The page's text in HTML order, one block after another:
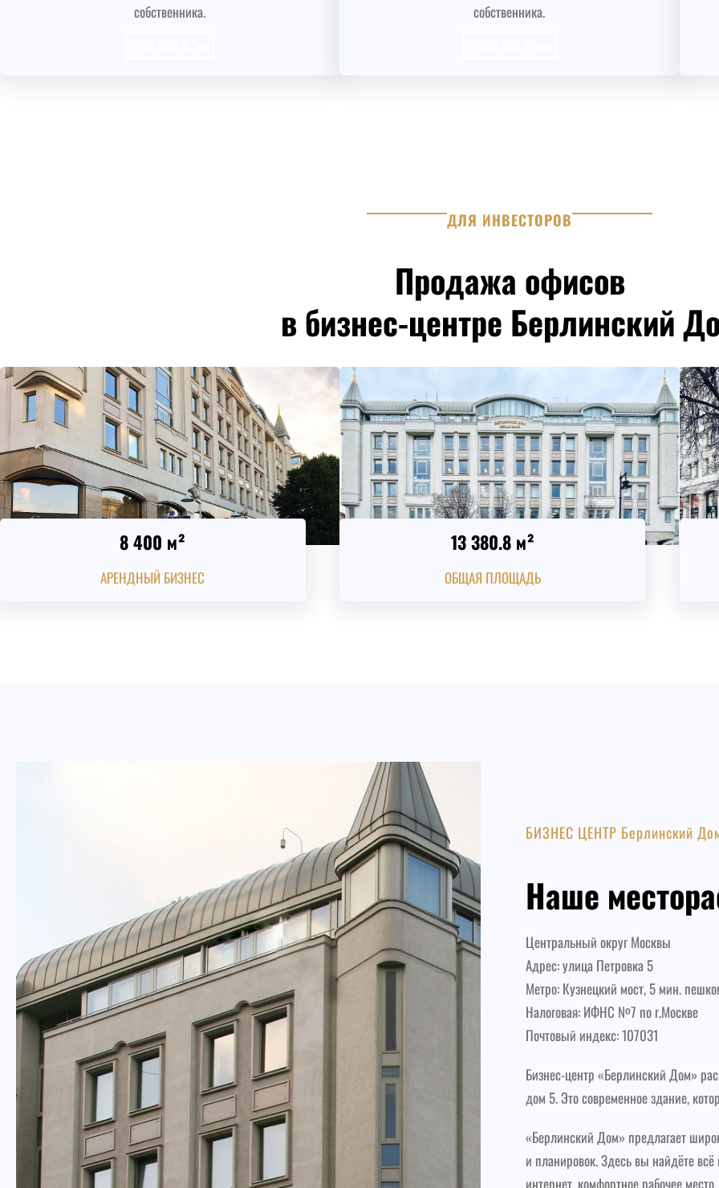
собственника.
собственника.
ДЛЯ ИНВЕСТОРОВ
Продажа офисов
в бизнес-центре Берлинский
8 400 м²
АРЕНДНЫЙ БИЗНЕС
13 380.8 м²
ОБЩАЯ ПЛОЩАДЬ
БИЗНЕС ЦЕНТР Берлинский
Наше
Центральный округ Москвы
Адрес: улица Петровка 5
Метро: Кузнецкий мост, 5 мин.
Налоговая: ИФНС №7 по г.Москве
Почтовый индекс: 107031
Бизнес-центр «Берлинский Дом»
дом 5. Это современное здание,
«Берлинский Дом» предлагает
и планировок. Здесь вы найдёте
интернет, комфортное рабочее